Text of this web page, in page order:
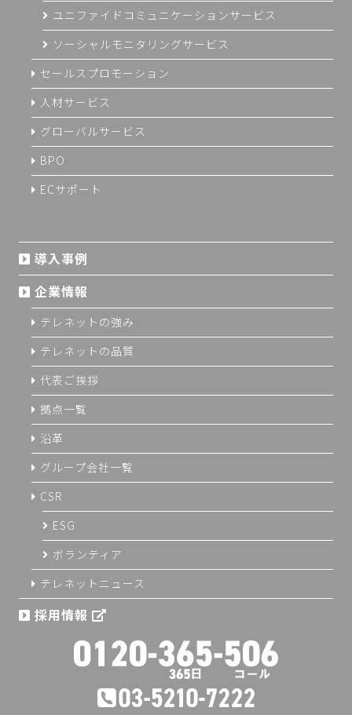
ユニファイドコミュニケーションサービス
ソーシャルモニタリングサービス
セールスプロモーション
人材サービス
グローバルサービス
BPO
ECサポート
導入事例
企業情報
テレネットの強み
テレネットの品質
代表ご挨拶
拠点一覧
沿革
グループ会社一覧
CSR
ESG
ボランティア
テレネットニュース
採用情報